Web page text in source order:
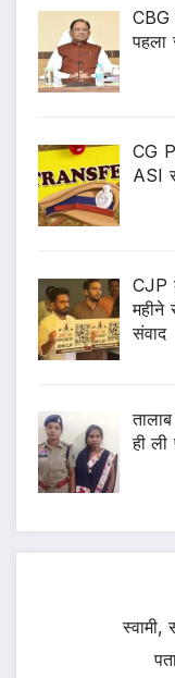
CBG
पहला
CG
ASI
CJP
संवाद
ही
स्वामी,